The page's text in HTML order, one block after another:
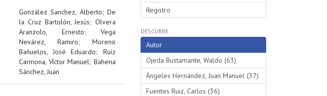
González Sanchez, Alberto;De
la Cruz Bartolón, Jesús; Olvera
Aranzolo, Ernesto; Vega
Nevárez, Ramiro; Moreno
Bañuelos, José Eduardo;Ruíz
Carmona, Víctor Manuel;Bahena
Sánchez, Juan
Registro
DESCUBRE
Autor
Ojeda Bustamante, Waldo (63)
Ángeles Hernández, Juan Manuel (37)
Fuentes Ruiz, Carlos (36)